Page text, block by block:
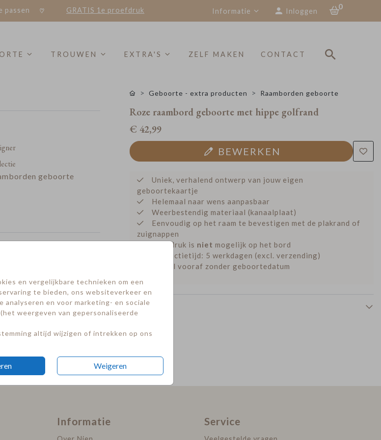
passen GRATIS 1e proefdruk Informatie Inloggen
0
TROUWEN EXTRA'S ZELF MAKEN CONTACT
en vergelijkbare technieken om een
te bieden, ons websiteverkeer en
analyseren en voor marketing- en sociale
weergeven van gepersonaliseerde
altijd wijzigen of intrekken op ons
Weigeren
geboorte
Raambord Raambord
Geboorte - extra producten Raamborden geboorte
Roze raambord geboorte met hippe golfrand
€ 42,99
BEWERKEN
Uniek, verhalend ontwerp van jouw eigen
geboortekaartje
Helemaal naar wens aanpasbaar
Weerbestendig materiaal (kanaalplaat)
Eenvoudig op het raam te bevestigen met de plakrand of
zuignappen
Foliedruk is niet mogelijk op het bord
Productietijd: 5 werkdagen (excl. verzending)
Bestel vooraf zonder geboortedatum
Prijzen
Informatie Service